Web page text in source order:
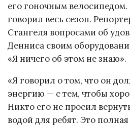
его гоночным
говорил весь сезон.
Стангеля вопросами об
Денниса своим
«Я ничего об этом не знаю».
«Я говорил о том, что он
энергию — с тем, чтобы
Никто его не просил
водой для ребят. Это